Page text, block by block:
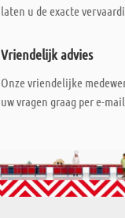
laten u de exacte
Vriendelijk advies
Onze vriendelijke
uw vragen graag per e-